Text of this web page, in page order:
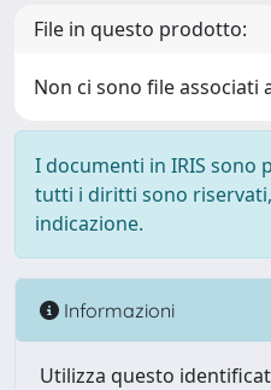
File in questo prodotto:
Non ci sono file associati
I documenti in IRIS sono
tutti i diritti sono
indicazione.
Informazioni
Utilizza questo